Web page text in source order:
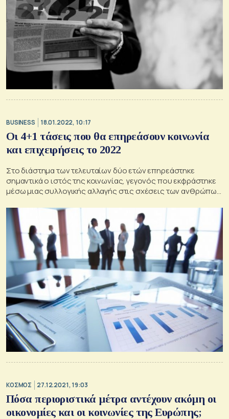
BUSINESS 18.01.2022, 10:17
Οι 4+1 τάσεις που θα επηρεάσουν κοινωνία
και επιχειρήσεις το 2022
Στο διάστημα των τελευταίων δύο ετών επηρεάστηκε
σημαντικά ο ιστός της κοινωνίας, γεγονός που εκφράστηκε
μέσω μιας συλλογικής αλλαγής στις σχέσεις των ανθρώπων
πλανήτη
ΚΟΣΜΟΣ 27.12.2021, 19:03
Πόσα περιοριστικά μέτρα αντέχουν ακόμη οι
οικονομίες και οι κοινωνίες της Ευρώπης;